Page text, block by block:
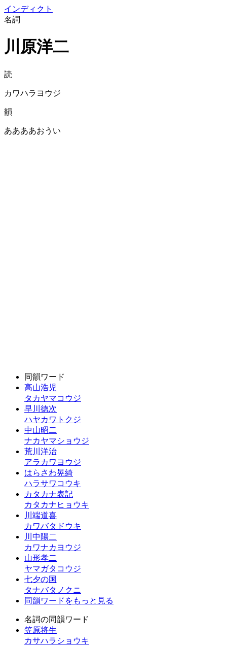
インディクト
名詞
川原洋二
読
カワハラヨウジ
韻
ああああおうい
同韻ワード
高山浩児
タカヤマコウジ
早川徳次
ハヤカワトクジ
中山昭二
ナカヤマショウジ
荒川洋治
アラカワヨウジ
はらさわ晃綺
ハラサワコウキ
カタカナ表記
カタカナヒョウキ
川端道喜
カワバタドウキ
川中陽二
カワナカヨウジ
山形孝二
ヤマガタコウジ
七夕の国
タナバタノクニ
同韻ワードをもっと見る
名詞の同韻ワード
笠原将生
カサハラショウキ